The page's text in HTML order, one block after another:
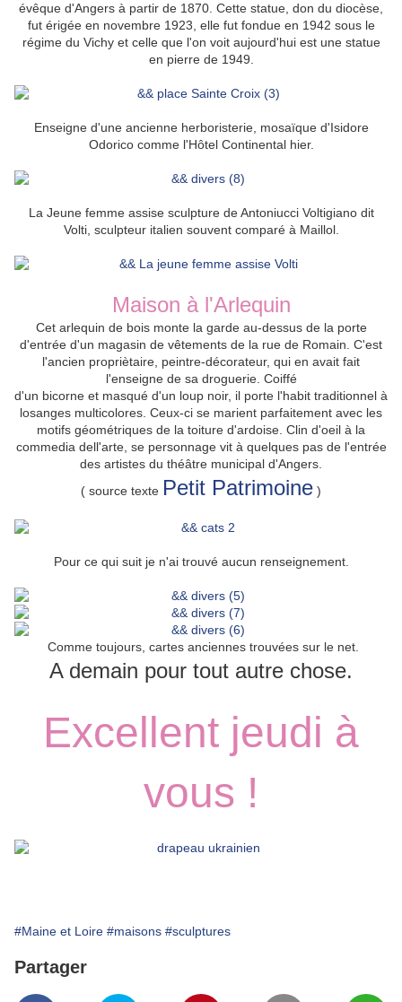
évêque d'Angers à partir de 1870. Cette statue, don du diocèse,
fut érigée en novembre 1923, elle fut fondue en 1942 sous le
régime du Vichy et celle que l'on voit aujourd'hui est une statue
en pierre de 1949.
Enseigne d'une ancienne herboristerie, mosaïque d'Isidore
Odorico comme l'Hôtel Continental hier.
La Jeune femme assise sculpture de Antoniucci Voltigiano dit
Volti, sculpteur italien souvent comparé à Maillol.
Maison à l'Arlequin
Cet arlequin de bois monte la garde au-dessus de la porte
d'entrée d'un magasin de vêtements de la rue de Romain. C'est
l'ancien propriètaire, peintre-décorateur, qui en avait fait
l'enseigne de sa droguerie. Coiffé
d'un bicorne et masqué d'un loup noir, il porte l'habit traditionnel à
losanges multicolores. Ceux-ci se marient parfaitement avec les
motifs géométriques de la toiture d'ardoise. Clin d'oeil à la
commedia dell'arte, se personnage vit à quelques pas de l'entrée
des artistes du théâtre municipal d'Angers.
( source texte Petit Patrimoine )
Pour ce qui suit je n'ai trouvé aucun renseignement.
Comme toujours, cartes anciennes trouvées sur le net.
A demain pour tout autre chose.
Excellent jeudi à
vous !
#Maine et Loire #maisons #sculptures
Partager